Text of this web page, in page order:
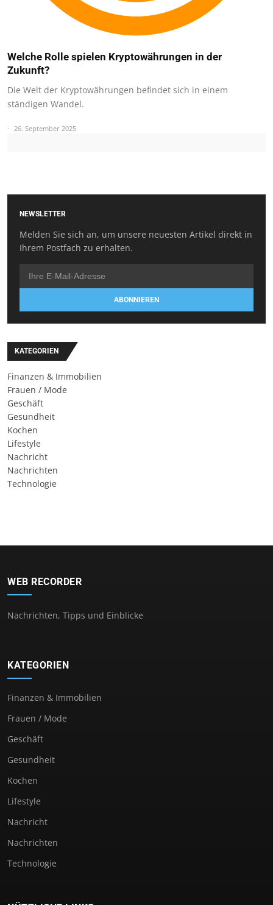
Welche Rolle spielen Kryptowährungen in der
Zukunft?
Die Welt der Kryptowährungen befindet sich in einem
ständigen Wandel.
26. September 2025
NEWSLETTER
Melden Sie sich an, um unsere neuesten Artikel direkt in
Ihrem Postfach zu erhalten.
ABONNIEREN
KATEGORIEN
Finanzen & Immobilien
Frauen / Mode
Geschäft
Gesundheit
Kochen
Lifestyle
Nachricht
Nachrichten
Technologie
WEB RECORDER
Nachrichten, Tipps und Einblicke
KATEGORIEN
Finanzen & Immobilien
Frauen / Mode
Geschäft
Gesundheit
Kochen
Lifestyle
Nachricht
Nachrichten
Technologie